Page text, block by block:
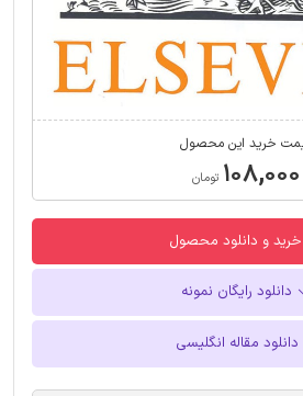
خرید این محصول
۱۰۸,۰۰۰ تومان
خرید و دانلود محصول
دانلود رایگان نمونه
دانلود مقاله انگلیسی